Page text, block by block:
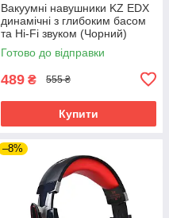
Вакуумні навушники KZ EDX
динамічні з глибоким басом
та Hi-Fi звуком (Чорний)
Готово до відправки
489 ₴ 555 ₴
Купити
–8%